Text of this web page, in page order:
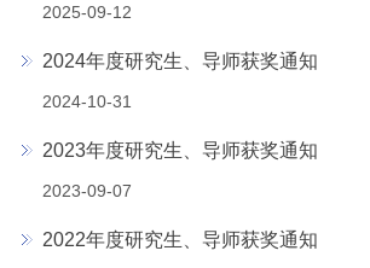
2025-09-12
2024年度研究生、导师获奖通知
2024-10-31
2023年度研究生、导师获奖通知
2023-09-07
2022年度研究生、导师获奖通知